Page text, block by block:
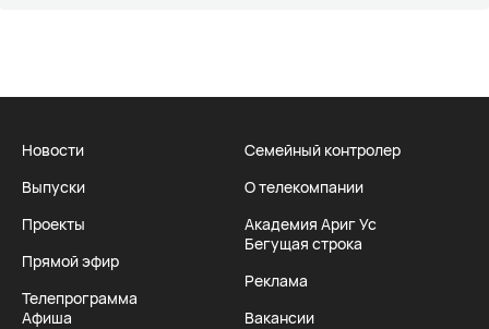
Новости
Выпуски
Проекты
Прямой эфир
Телепрограмма
Афиша
Семейный контролер
О телекомпании
Академия Ариг Ус
Бегущая строка
Реклама
Вакансии